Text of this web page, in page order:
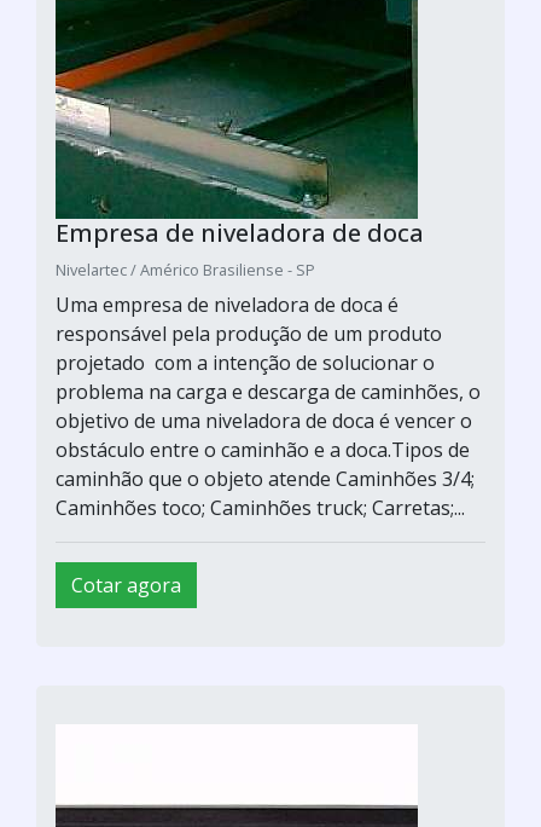
Empresa de niveladora de doca
Nivelartec / Américo Brasiliense - SP
Uma empresa de niveladora de doca é
responsável pela produção de um produto
projetado com a intenção de solucionar o
problema na carga e descarga de caminhões, o
objetivo de uma niveladora de doca é vencer o
obstáculo entre o caminhão e a doca.Tipos de
caminhão que o objeto atende Caminhões 3/4;
Caminhões toco; Caminhões truck; Carretas;...
Cotar agora